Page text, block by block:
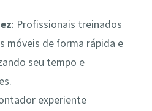
: Profissionais treinados
móveis de forma rápida e
seu tempo e
experiente